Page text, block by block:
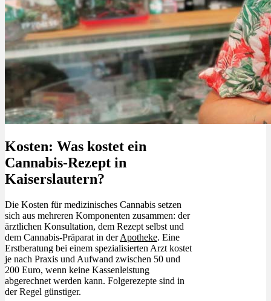
Kosten: Was kostet ein
Cannabis-Rezept in
Kaiserslautern?
Die Kosten für medizinisches Cannabis setzen
sich aus mehreren Komponenten zusammen: der
ärztlichen Konsultation, dem Rezept selbst und
dem Cannabis-Präparat in derApotheke. Eine
Erstberatung bei einem spezialisierten Arzt kostet
je nach Praxis und Aufwand zwischen 50 und
200 Euro, wenn keine Kassenleistung
abgerechnet werden kann. Folgerezepte sind in
der Regel günstiger.